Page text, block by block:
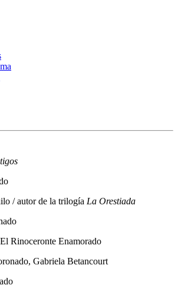
/ autor de la trilogía La Orestiada
El Rinoceronte Enamorado
Gabriela Betancourt